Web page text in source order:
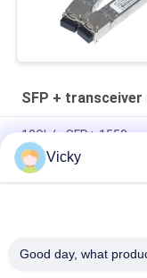
SFP + transceiver
10Gb/s SFP+
RoHS
25Gbps BIDI 40KM
Vicky
Good day, what